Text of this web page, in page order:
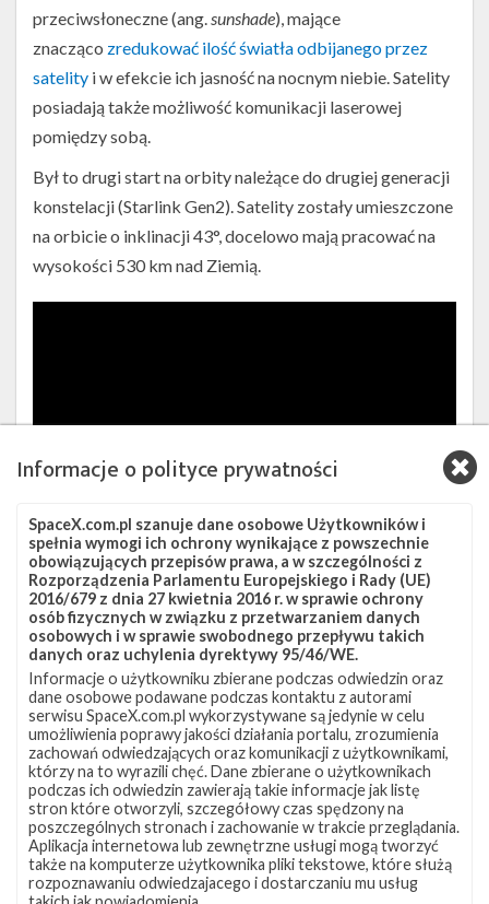
przeciwsłoneczne (ang.sunshade), mające
znacząco zredukować ilość światła odbijanego przez
satelity i w efekcie ich jasność na nocnym niebie. Satelity
posiadają także możliwość komunikacji laserowej
pomiędzy sobą.
Był to drugi start na orbity należące do drugiej generacji
konstelacji (Starlink Gen2). Satelity zostały umieszczone
na orbicie o inklinacji 43°, docelowo mają pracować na
wysokości 530 km nad Ziemią.
Źródła:Next Spaceflight,T.S. Kelso
Szukaj po tematach
Falcon 9 JRTI SLC-40 Starlink
Starlink Group 5-2 Starlink-69
Informacje o polityce prywatności
SpaceX.com.pl szanuje dane osobowe Użytkowników i
spełnia wymogi ich ochrony wynikające z powszechnie
obowiązujących przepisów prawa, a w szczególności z
Rozporządzenia Parlamentu Europejskiego i Rady (UE)
2016/679 z dnia 27 kwietnia 2016 r. w sprawie ochrony
osób fizycznych w związku z przetwarzaniem danych
osobowych i w sprawie swobodnego przepływu takich
danych oraz uchylenia dyrektywy 95/46/WE.
Informacje o użytkowniku zbierane podczas odwiedzin oraz
dane osobowe podawane podczas kontaktu z autorami
serwisu SpaceX.com.pl wykorzystywane są jedynie w celu
umożliwienia poprawy jakości działania portalu, zrozumienia
zachowań odwiedzających oraz komunikacji z użytkownikami,
którzy na to wyrazili chęć. Dane zbierane o użytkownikach
podczas ich odwiedzin zawierają takie informacje jak listę
stron które otworzyli, szczegółowy czas spędzony na
poszczególnych stronach i zachowanie w trakcie przeglądania.
Aplikacja internetowa lub zewnętrzne usługi mogą tworzyć
także na komputerze użytkownika pliki tekstowe, które służą
rozpoznawaniu odwiedzajacego i dostarczaniu mu usług